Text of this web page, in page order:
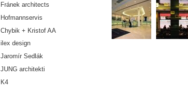
Fránek architects
Hofmannservis
Chybik + Kristof AA
ilex design
Jaromír Sedlák
JUNG architekti
K4